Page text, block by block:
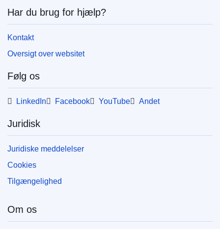
Har du brug for hjælp?
Kontakt
Oversigt over websitet
Følg os
LinkedIn Facebook YouTube Andet
Juridisk
Juridiske meddelelser
Cookies
Tilgængelighed
Om os